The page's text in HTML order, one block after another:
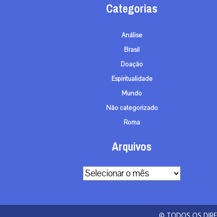
Categorias
Análise
Brasil
Doação
Espiritualidade
Mundo
Não categorizado
Roma
Arquivos
Arquivos